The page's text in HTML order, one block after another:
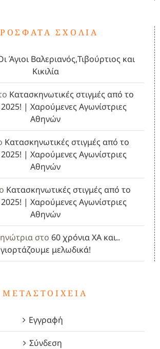
ΣΧΌΛΙΑ
Άγιοι Βαλεριανός,Τιβούρτιος και
Κικιλία
Κατασκηνωτικές στιγμές από το
2025! | Χαρούμενες Αγωνίστριες
Αθηνών
Κατασκηνωτικές στιγμές από το
2025! | Χαρούμενες Αγωνίστριες
Αθηνών
Κατασκηνωτικές στιγμές από το
2025! | Χαρούμενες Αγωνίστριες
Αθηνών
στο 60 χρόνια ΧΑ και..
γιορτάζουμε μελωδικά!
ΜΕΤΑΣΤΟΙΧΕΊΑ
Εγγραφή
Σύνδεση